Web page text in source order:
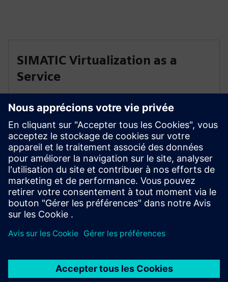
SIMATIC Virtualization as a
Service
Maintenance de la mise à niveau des systèmes de
contrôle distribués sur PC
En savoir plus